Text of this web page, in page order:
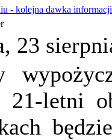
- kolejna dawka informacji
23
21-letni